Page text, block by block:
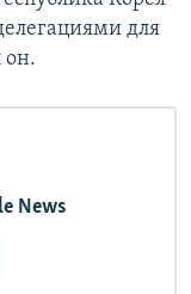
для
он.
News